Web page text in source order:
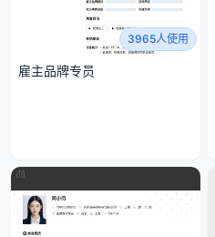
3965人使用
雇主品牌专员